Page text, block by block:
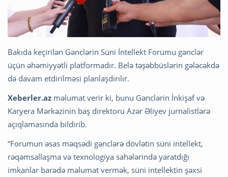
Bakıda keçirilən Gənclərin Süni İntellekt Forumu gənclər
üçün əhəmiyyətli platformadır. Belə təşəbbüslərin gələcəkdə
də davam etdirilməsi planlaşdırılır.
Xeberler.az məlumat verir ki, bunu Gənclərin İnkişaf və
Karyera Mərkəzinin baş direktoru Azər Əliyev jurnalistlərə
açıqlamasında bildirib.
“Forumun əsas məqsədi gənclərə dövlətin süni intellekt,
rəqəmsallaşma və texnologiya sahələrində yaratdığı
imkanlar barədə məlumat vermək, süni intellektin şəxsi